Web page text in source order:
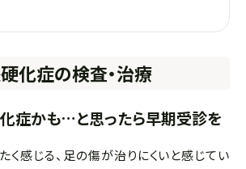
化症の検査・治療
症かも…と思ったら早期受診を
く感じる、足の傷が治りにくいと感じてい